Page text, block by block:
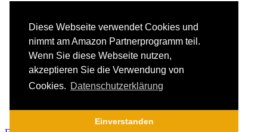
Diese Webseite verwendet Cookies und
nimmt am Amazon Partnerprogramm teil.
Wenn Sie diese Webseite nutzen,
akzeptieren Sie die Verwendung von
Cookies. Datenschutzerklärung
Einverstanden
Gewürzregal & Gewürzboard
Regaleinsatz
Scharniere & Dämpfer
Küchen-Elektrogeräte
Küchen-Mixer & -Rührer
Küchenwaage
Smoothie Maker
Toaster